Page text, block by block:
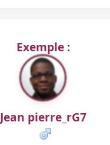
Exemple :
Jean pierre_rG7